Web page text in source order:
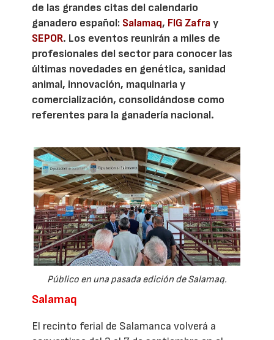
de las grandes citas del calendario
ganadero español: Salamaq, FIG Zafray
SEPOR. Los eventos reunirán a miles de
profesionales del sector para conocer las
últimas novedades en genética, sanidad
animal, innovación, maquinaria y
comercialización, consolidándose como
referentes para la ganadería nacional.
Público en una pasada edición de Salamaq.
Salamaq
El recinto ferial de Salamanca volverá a